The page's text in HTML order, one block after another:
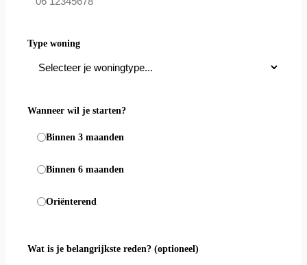
Type woning
Wanneer wil je starten?
Binnen 3 maanden
Binnen 6 maanden
Oriënterend
Wat is je belangrijkste reden? (optioneel)